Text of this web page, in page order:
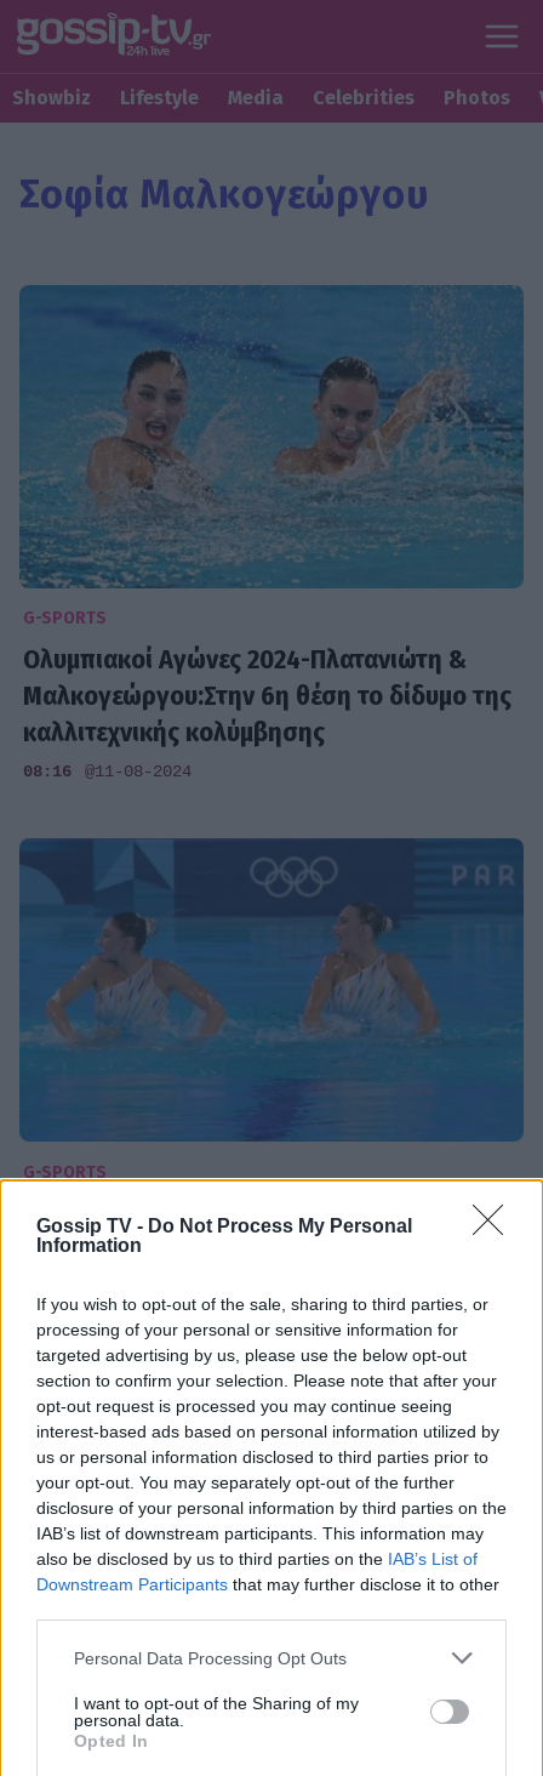
Gossip TV - Do Not Process My Personal
Information
If you wish to opt-out of the sale, sharing to third parties, or
processing of your personal or sensitive information for
targeted advertising by us, please use the below opt-out
section to confirm your selection. Please note that after your
opt-out request is processed you may continue seeing
interest-based ads based on personal information utilized by
us or personal information disclosed to third parties prior to
your opt-out. You may separately opt-out of the further
disclosure of your personal information by third parties on the
IAB’s list of downstream participants. This information may
also be disclosed by us to third parties on the IAB’s List of
Downstream Participants that may further disclose it to other
Personal Data Processing Opt Outs
I want to opt-out of the Sharing of my
personal data.
Opted In
Showbiz Lifestyle Media Celebrities Photos
Σοφία Μαλκογεώργου
G-SPORTS
Ολυμπιακοί Αγώνες 2024-Πλατανιώτη &
Μαλκογεώργου:Στην 6η θέση το δίδυμο της
καλλιτεχνικής κολύμβησης
08:16 @11-08-2024
G-SPORTS
Ολυμπιακοί Αγώνες 2024: Υπό τους ήχους
του Μίκη η εμφάνιση των Ελληνίδων στην
22:21 @09-08-2024
G-SPORTS